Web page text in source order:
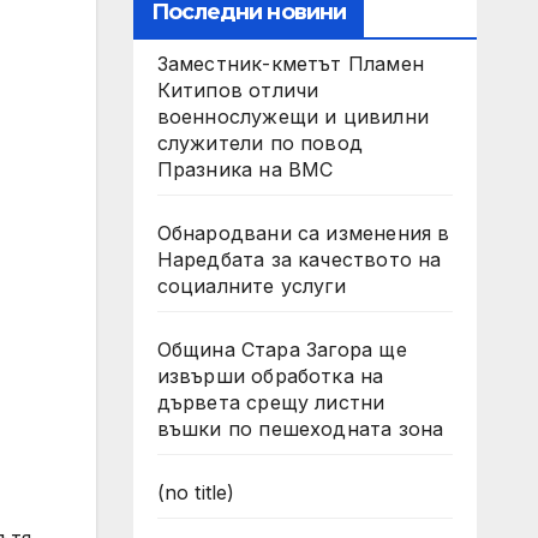
Последни новини
Заместник-кметът Пламен
Китипов отличи
военнослужещи и цивилни
служители по повод
Празника на ВМС
Обнародвани са изменения в
Наредбата за качеството на
социалните услуги
Община Стара Загора ще
извърши обработка на
дървета срещу листни
въшки по пешеходната зона
(no title)